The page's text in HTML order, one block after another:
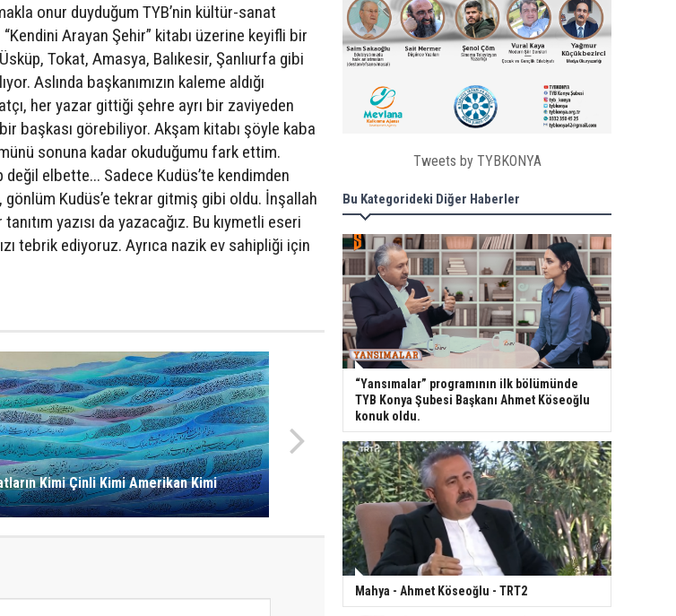
onur duyduğum TYB’nin kültür-sanat
Arayan Şehir” kitabı üzerine keyifli bir
Tokat, Amasya, Balıkesir, Şanlıurfa gibi
Aslında başkanımızın kaleme aldığı
her yazar gittiği şehre ayrı bir zaviyeden
başkası görebiliyor. Akşam kitabı şöyle kaba
sonuna kadar okuduğumu fark ettim.
elbette... Sadece Kudüs’te kendimden
Kudüs’e tekrar gitmiş gibi oldu. İnşallah
yazısı da yazacağız. Bu kıymetli eseri
tebrik ediyoruz. Ayrıca nazik ev sahipliği için
Kimi Çinli Kimi Amerikan Kimi
Tweets by TYBKONYA
Bu Kategorideki Diğer Haberler
“Yansımalar” programının ilk bölümünde
TYB Konya Şubesi Başkanı Ahmet Köseoğlu
konuk oldu.
Mahya - Ahmet Köseoğlu - TRT2